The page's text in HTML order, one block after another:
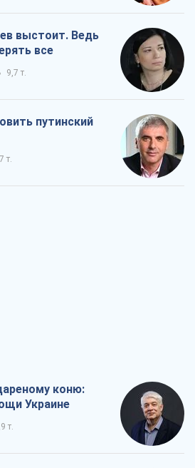
выстоит. Ведь
все
9,7 т.
путинский
т.
коню:
Украине
т.